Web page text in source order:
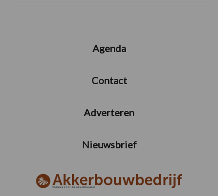
Agenda
Contact
Adverteren
Nieuwsbrief